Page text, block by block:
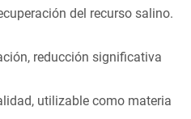
del recurso salino.
reducción significativa
utilizable como materia